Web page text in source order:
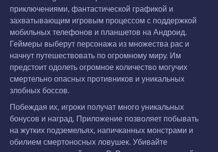
приключениями, фантастической графикой и
захватывающим игровым процессом с поддержкой
мобильных телефонов и планшетов на Андроид.
Геймеры выберут персонажа из множества рас и
начнут путешествовать по огромному миру. Им
предстоит одолеть огромное количество могучих
смертельно опасных противников и уникальных
злобных боссов.
Побеждая их, игроки получат много уникальных
бонусов и наград. Приложение позволяет побывать
на жутких подземельях, напичканных монстрами и
обилием смертоносных ловушек. Убивайте